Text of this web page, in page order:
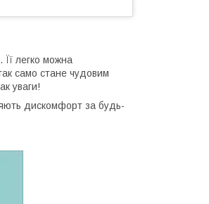
Її легко можна
само стане чудовим
уваги!
дискомфорт за будь-